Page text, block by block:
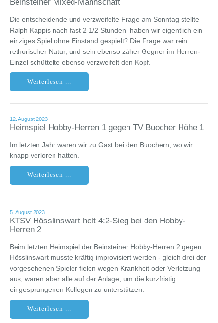
Beinsteiner Mixed-Mannschaft
Die entscheidende und verzweifelte Frage am Sonntag stellte
Ralph Kappis nach fast 2 1/2 Stunden: haben wir eigentlich ein
einziges Spiel ohne Einstand gespielt? Die Frage war rein
rethorischer Natur, und sein ebenso zäher Gegner im Herren-
Einzel schüttelte ebenso verzweifelt den Kopf.
Weiterlesen ...
12. August 2023
Heimspiel Hobby-Herren 1 gegen TV Buocher Höhe 1
Im letzten Jahr waren wir zu Gast bei den Buochern, wo wir
knapp verloren hatten.
Weiterlesen ...
5. August 2023
KTSV Hösslinswart holt 4:2-Sieg bei den Hobby-
Herren 2
Beim letzten Heimspiel der Beinsteiner Hobby-Herren 2 gegen
Hösslinswart musste kräftig improvisiert werden - gleich drei der
vorgesehenen Spieler fielen wegen Krankheit oder Verletzung
aus, waren aber alle auf der Anlage, um die kurzfristig
eingesprungenen Kollegen zu unterstützen.
Weiterlesen ...